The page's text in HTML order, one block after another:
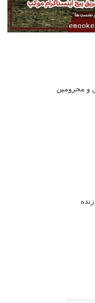
و محرومین